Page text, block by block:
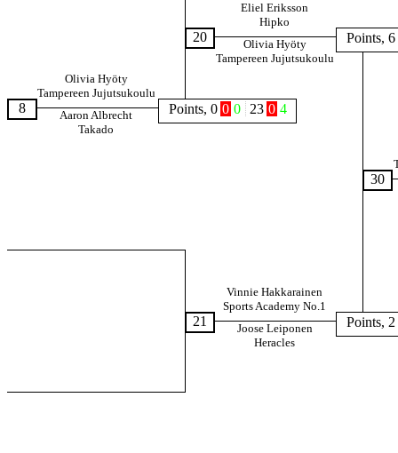
Points, 0 0 0 23 0 4
8
Olivia Hyöty
Tampereen Jujutsukoulu
Aaron Albrecht
Takado
Points, 6
20
Eliel Eriksson
Hipko
Olivia Hyöty
Tampereen Jujutsukoulu
Points, 2
21
Vinnie Hakkarainen
Sports Academy No.1
Joose Leiponen
Heracles
30